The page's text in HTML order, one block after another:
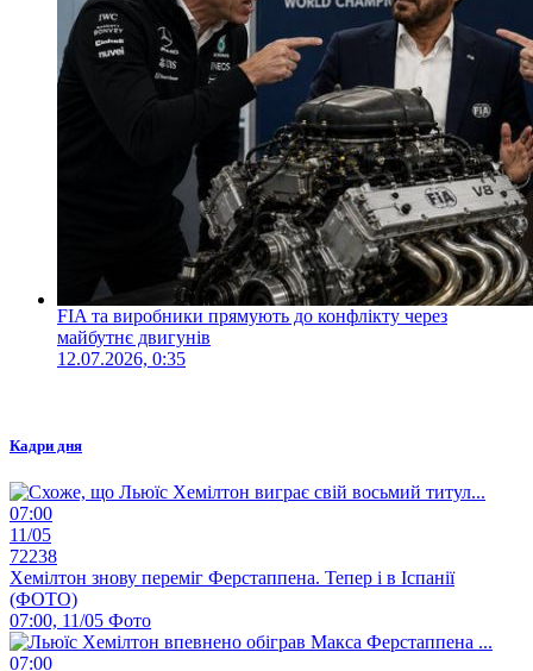
FIA та виробники прямують до конфлікту через
майбутнє двигунів
12.07.2026, 0:35
Кадри дня
07:00
11/05
72238
Хемілтон знову переміг Ферстаппена. Тепер і в Іспанії
(ФОТО)
07:00, 11/05 Фото
07:00